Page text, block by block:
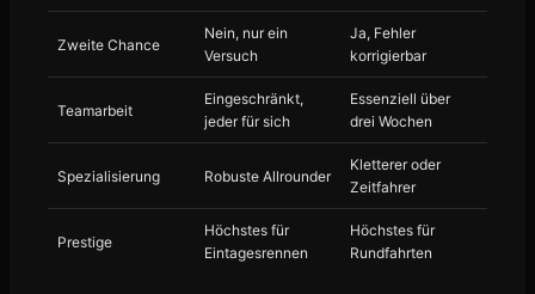
Zweite Chance
Nein, nur ein
Versuch
Ja, Fehler
korrigierbar
Teamarbeit
Eingeschränkt,
jeder für sich
Essenziell über
drei Wochen
Spezialisierung Robuste Allrounder
Kletterer oder
Zeitfahrer
Prestige
Höchstes für
Eintagesrennen
Höchstes für
Rundfahrten